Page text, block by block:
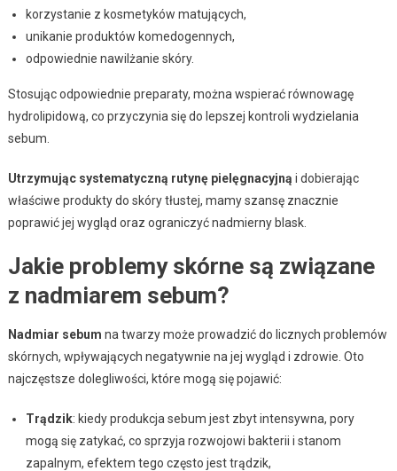
korzystanie z kosmetyków matujących,
unikanie produktów komedogennych,
odpowiednie nawilżanie skóry.
Stosując odpowiednie preparaty, można wspierać równowagę
hydrolipidową, co przyczynia się do lepszej kontroli wydzielania
sebum.
Utrzymując systematyczną rutynę pielęgnacyjną i dobierając
właściwe produkty do skóry tłustej, mamy szansę znacznie
poprawić jej wygląd oraz ograniczyć nadmierny blask.
Jakie problemy skórne są związane
z nadmiarem sebum?
Nadmiar sebum na twarzy może prowadzić do licznych problemów
skórnych, wpływających negatywnie na jej wygląd i zdrowie. Oto
najczęstsze dolegliwości, które mogą się pojawić:
Trądzik: kiedy produkcja sebum jest zbyt intensywna, pory
mogą się zatykać, co sprzyja rozwojowi bakterii i stanom
zapalnym, efektem tego często jest trądzik,